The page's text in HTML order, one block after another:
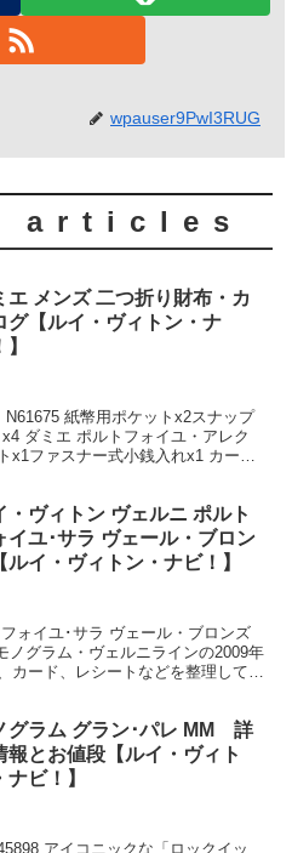
wpauser9PwI3RUG
articles
エ メンズ 二つ折り財布・カ
グ【ルイ・ヴィトン・ナ
紙幣用ポケットx2スナップ
ダミエ ポルトフォイユ・アレク
x1ファスナー式小銭入れx1 カード
・ヴィトン ヴェルニ ポルト
イユ･サラ ヴェール・ブロン
ルイ・ヴィトン・ナビ！】
ォイユ･サラ ヴェール・ブロンズ
ノグラム・ヴェルニラインの2009年
カード、レシートなどを整理して収
グラム グラン･パレ MM 詳
報とお値段【ルイ・ヴィト
ナビ！】
アイコニックな「ロックイッ